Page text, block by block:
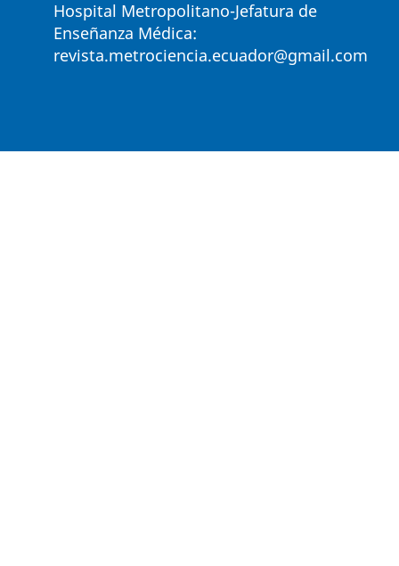
Hospital Metropolitano-Jefatura de
Enseñanza Médica:
revista.metrociencia.ecuador@gmail.com